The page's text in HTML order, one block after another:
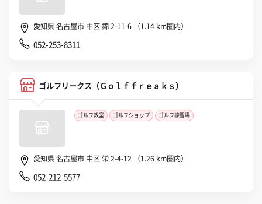
愛知県 名古屋市 中区 錦 2-11-6 （1.14 km圏内）
052-253-8311
ゴルフリークス（Ｇｏｌｆｆｒｅａｋｓ）
ゴルフ教室 ゴルフショップ ゴルフ練習場
愛知県 名古屋市 中区 栄 2-4-12 （1.26 km圏内）
052-212-5577